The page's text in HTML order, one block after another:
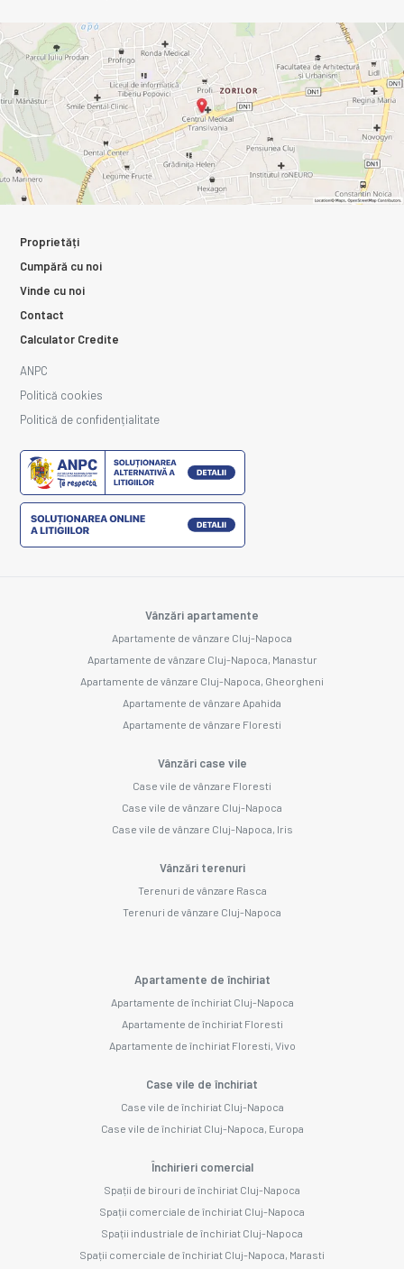
Proprietăți
Cumpără cu noi
Vinde cu noi
Contact
Calculator Credite
ANPC
Politică cookies
Politică de confidențialitate
Vânzări apartamente
Apartamente de vânzare Cluj-Napoca
Apartamente de vânzare Cluj-Napoca, Manastur
Apartamente de vânzare Cluj-Napoca, Gheorgheni
Apartamente de vânzare Apahida
Apartamente de vânzare Floresti
Vânzări case vile
Case vile de vânzare Floresti
Case vile de vânzare Cluj-Napoca
Case vile de vânzare Cluj-Napoca, Iris
Vânzări terenuri
Terenuri de vânzare Rasca
Terenuri de vânzare Cluj-Napoca
Apartamente de închiriat
Apartamente de închiriat Cluj-Napoca
Apartamente de închiriat Floresti
Apartamente de închiriat Floresti, Vivo
Case vile de închiriat
Case vile de închiriat Cluj-Napoca
Case vile de închiriat Cluj-Napoca, Europa
Închirieri comercial
Spații de birouri de închiriat Cluj-Napoca
Spații comerciale de închiriat Cluj-Napoca
Spații industriale de închiriat Cluj-Napoca
Spații comerciale de închiriat Cluj-Napoca, Marasti